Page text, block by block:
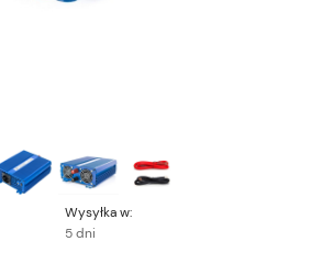
Wysyłka w:
5 dni